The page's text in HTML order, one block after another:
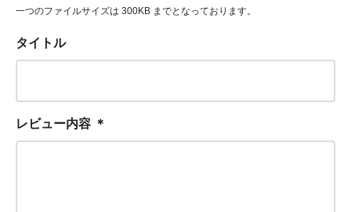
一つのファイルサイズは 300KB までとなっております。
タイトル
レビュー内容 ＊